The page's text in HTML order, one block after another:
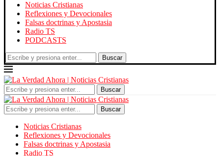
Noticias Cristianas
Reflexiones y Devocionales
Falsas doctrinas y Apostasia
Radio TS
PODCASTS
Buscar
Buscar
Buscar
Noticias Cristianas
Reflexiones y Devocionales
Falsas doctrinas y Apostasia
Radio TS